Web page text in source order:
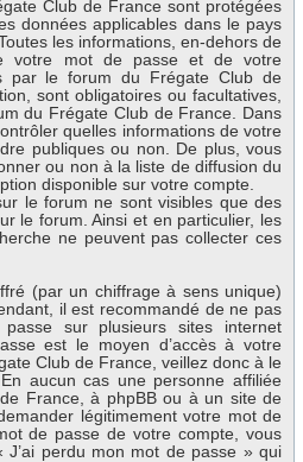
Club de France sont protégées
données applicables dans le pays
les informations, en-dehors de
votre mot de passe et de votre
par le forum du Frégate Club de
sont obligatoires ou facultatives,
du Frégate Club de France. Dans
quelles informations de votre
publiques ou non. De plus, vous
ou non à la liste de diffusion du
disponible sur votre compte.
le forum ne sont visibles que des
le forum. Ainsi et en particulier, les
ne peuvent pas collecter ces
(par un chiffrage à sens unique)
il est recommandé de ne pas
sur plusieurs sites internet
est le moyen d’accès à votre
Club de France, veillez donc à le
aucun cas une personne affiliée
France, à phpBB ou à un site de
légitimement votre mot de
de passe de votre compte, vous
J’ai perdu mon mot de passe » qui